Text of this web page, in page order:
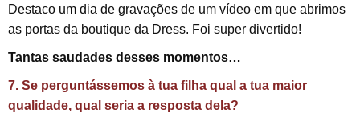
Destaco um dia de gravações de um vídeo em que abrimos
as portas da boutique da Dress. Foi super divertido!
Tantas saudades desses momentos…
7. Se perguntássemos à tua filha qual a tua maior
qualidade, qual seria a resposta dela?